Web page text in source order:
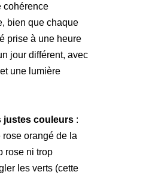
cohérence
bien que chaque
prise à une heure
jour différent, avec
une lumière
justes couleurs:
rose orangé de la
rose ni trop
les verts (cette